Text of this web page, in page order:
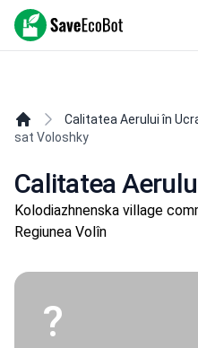
SaveEcoBot
Calitatea Aerului în
sat Voloshky
Calitatea
Kolodiazhnenska village
Regiunea Volîn
?